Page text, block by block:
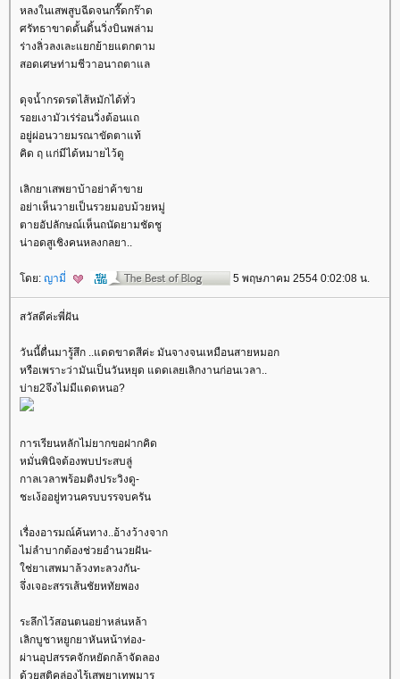
หลงในเสพสูบฉีดจนกรี๊ดกร๊าด
ศรัทธาขาดดั้นดิ้นวิ่งบินพล่าม
ร่างลิ่วลงเละแยกย้ายแตกตาม
สอดเศษท่ามชีวาอนาถตาแล
ดุจน้ำกรดรดไส้หมักได้ทั่ว
รอยเงามัวเร่ร่อนวิ่งต้อนแถ
อยู่ผ่อนวายมรณาขัดตาแท้
คิด ฤ แก่มีได้หมายไว้ดู
เลิกยาเสพยาบ้าอย่าค้าขา
อย่าเห็นวายเป็นรวยมอบม้วยหมู่
ตายอัปลักษณ์เห็นถนัดยามชัดชู
น่าอดสูเชิงคนหลงกลยา..
ดย: ญามี่ 5 พฤษภาคม 2554 0:02:08 น.
สวัสดีค่ะพี่ฝัน
วันนี้ตื่นมารู้สึก ..แดดขาดสีค่ะ มันจางจนเหมือนสายหมอก
หรือเพราะว่ามันเป็นวันหยุด แดดเลยเลิกงานก่อนเวลา..
บ่าย2จึงไม่มีแดดหนอ?
การเรียนหลักไม่ยากขอฝากคิด
หมั่นพินิจต้องพบประสบลู่
กาลเวลาพร้อมติงประวิงดู-
ชะเง้ออยู่ทวนครบบรรจบครัน
เรื่องอารมณ์ค้นทาง..อ้างว้างจาก
ไม่ลำบากต้องช่วยอำนวยฝัน-
ช่ยาเสพมาล้วงทะลวงกัน-
จึ่งเจอะสรรเส้นชัยหทัยพอง
ระลึกไว้สอนตนอย่าหล่นหล้า
เลิกบูชาหยูกยาหันหน้าท่อง-
ผ่านอุปสรรคจักหยัดกล้าจัดลอง
ด้วยสติคล่องไร้เสพยาเทพมาร